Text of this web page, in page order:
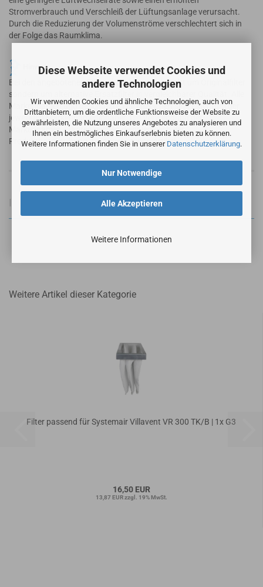
Diese Webseite verwendet Cookies und
andere Technologien
Wir verwenden Cookies und ähnliche Technologien, auch von
Drittanbietern, um die ordentliche Funktionsweise der Website zu
gewährleisten, die Nutzung unseres Angebotes zu analysieren und
Ihnen ein bestmögliches Einkaufserlebnis bieten zu können.
Weitere Informationen finden Sie in unserer Datenschutzerklärung.
Alle Akzeptieren
Nur Notwendige
Weitere Informationen
Stromverbrauch und Verschleiß der Lüftungsanlage verursacht.
Durch die Reduzierung der Volumenströme verschlechtert sich in
der Folge das Raumklima.
Hinweis
Bei den angebotenen Filtern handelt es sich nicht um Originalfilter
sondern um alternative Ersatzfilter in vergleichbarer Qualität. Alle
Markennamen und geschützte Warenzeichen sind Eigentum der
jeweiligen Markennameninhaber. Die Verwendung der
Markennamen / Warenzeichen dient lediglich der
Produktbeschreibung der angebotenen Artikel.
Informationen zur Produktsicherheit
Weitere Artikel dieser Kategorie
Filter passend für Systemair Villavent VR 300 TK/B | 1x G3
16,50 EUR
13,87 EUR zzgl. 19% MwSt.